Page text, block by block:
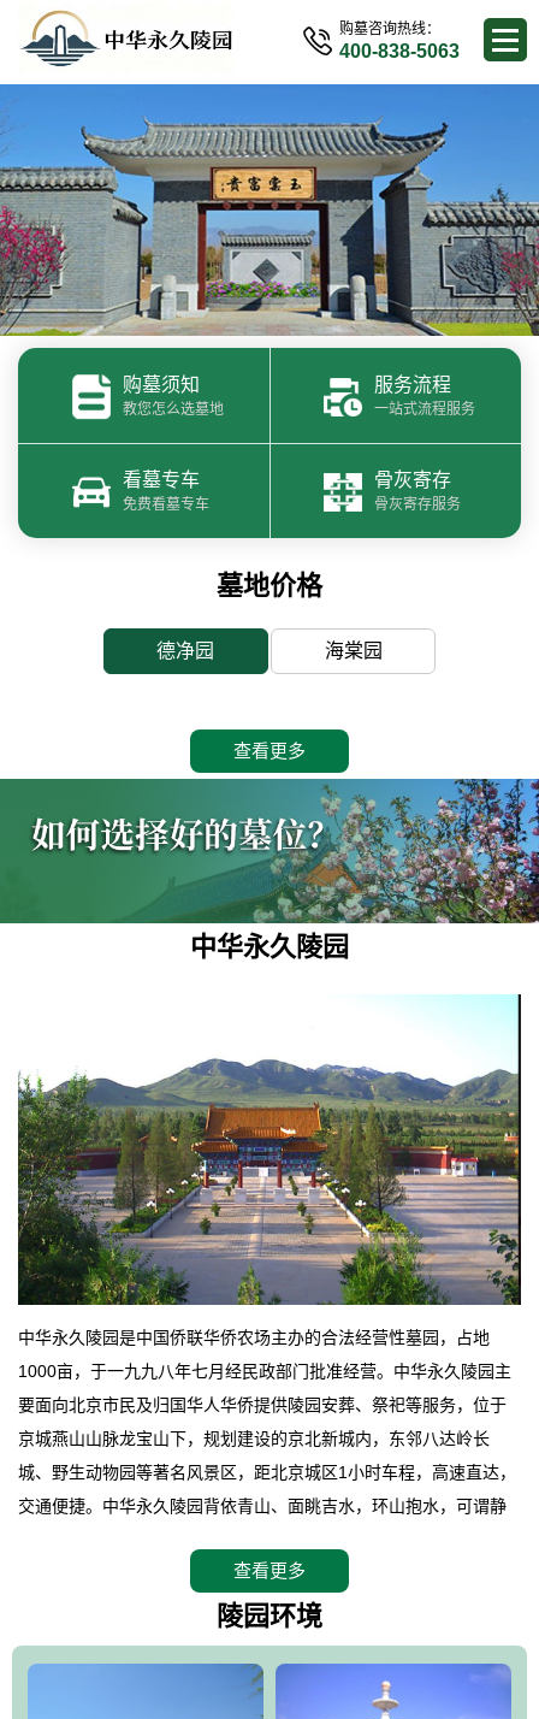
购墓咨询热线：
400-838-5063
购墓须知
教您怎么选墓地
服务流程
一站式流程服务
看墓专车
免费看墓专车
骨灰寄存
骨灰寄存服务
墓地价格
德净园 海棠园
查看更多
中华永久陵园
中华永久陵园是中国侨联华侨农场主办的合法经营性墓园，占地
1000亩，于一九九八年七月经民政部门批准经营。中华永久陵园主
要面向北京市民及归国华人华侨提供陵园安葬、祭祀等服务，位于
京城燕山山脉龙宝山下，规划建设的京北新城内，东邻八达岭长
城、野生动物园等著名风景区，距北京城区1小时车程，高速直达，
交通便捷。中华永久陵园背依青山、面眺吉水，环山抱水，可谓静
地。在总体设计上完全以中国传统文化作为前渠，由三条山脊环绕
而成，宛如一把太师椅，呈坐南朝北向，左青龙，右白虎，前朱
环绕挡住了外界的风吹，流动的生气遇到官厅的水又止住了，正好
符合山环水抱，藏风纳气的要求。中华永久陵园风景庄重典雅、气
查看更多
陵园环境